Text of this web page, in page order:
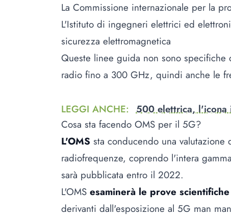
La Commissione internazionale per la
L'Istituto di ingegneri elettrici ed
sicurezza elettromagnetica
Queste linee guida non sono
radio fino a 300 GHz, quindi anche le
LEGGI ANCHE: 500 elettrica, l'icona
Cosa sta facendo OMS per il 5G?
L'OMS sta conducendo una
radiofrequenze, coprendo l'intera
sarà pubblicata entro il 2022.
L'OMS esaminerà le prove
derivanti dall'esposizione al 5G man